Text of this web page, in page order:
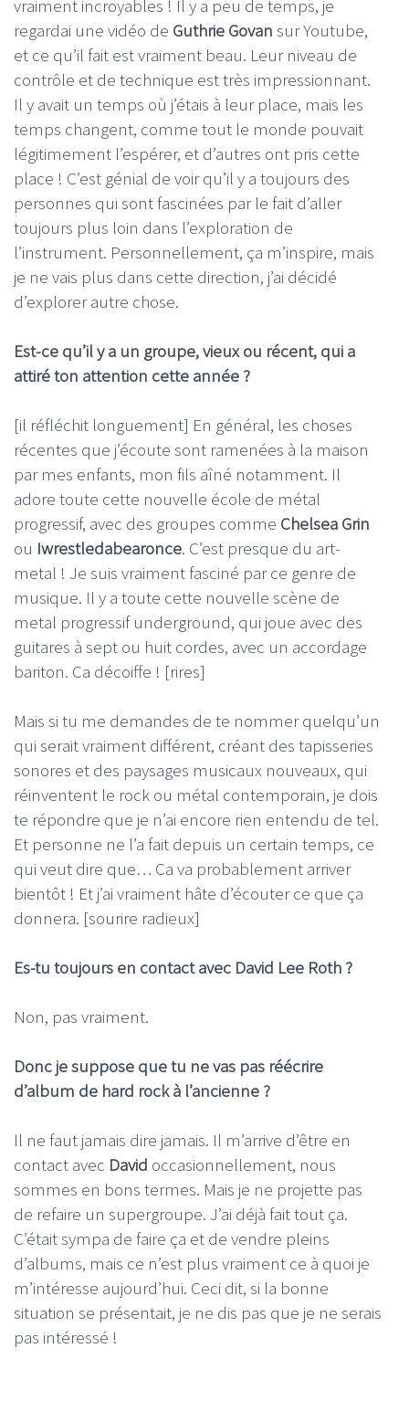
vraiment incroyables ! Il y a peu de temps, je
regardai une vidéo de Guthrie Govan sur Youtube,
et ce qu’il fait est vraiment beau. Leur niveau de
contrôle et de technique est très impressionnant.
Il y avait un temps où j’étais à leur place, mais les
temps changent, comme tout le monde pouvait
légitimement l’espérer, et d’autres ont pris cette
place ! C’est génial de voir qu’il y a toujours des
personnes qui sont fascinées par le fait d’aller
toujours plus loin dans l’exploration de
l’instrument. Personnellement, ça m’inspire, mais
je ne vais plus dans cette direction, j’ai décidé
d’explorer autre chose.
Est-ce qu’il y a un groupe, vieux ou récent, qui a
attiré ton attention cette année ?
[il réfléchit longuement] En général, les choses
récentes que j’écoute sont ramenées à la maison
par mes enfants, mon fils aîné notamment. Il
adore toute cette nouvelle école de métal
progressif, avec des groupes comme Chelsea Grin
ou Iwrestledabearonce. C’est presque du art-
metal ! Je suis vraiment fasciné par ce genre de
musique. Il y a toute cette nouvelle scène de
metal progressif underground, qui joue avec des
guitares à sept ou huit cordes, avec un accordage
bariton. Ca décoiffe ! [rires]
Mais si tu me demandes de te nommer quelqu’un
qui serait vraiment différent, créant des tapisseries
sonores et des paysages musicaux nouveaux, qui
réinventent le rock ou métal contemporain, je dois
te répondre que je n’ai encore rien entendu de tel.
Et personne ne l’a fait depuis un certain temps, ce
qui veut dire que… Ca va probablement arriver
bientôt ! Et j’ai vraiment hâte d’écouter ce que ça
donnera. [sourire radieux]
Es-tu toujours en contact avec David Lee Roth ?
Non, pas vraiment.
Donc je suppose que tu ne vas pas réécrire
d’album de hard rock à l’ancienne ?
Il ne faut jamais dire jamais. Il m’arrive d’être en
contact avec David occasionnellement, nous
sommes en bons termes. Mais je ne projette pas
de refaire un supergroupe. J’ai déjà fait tout ça.
C’était sympa de faire ça et de vendre pleins
d’albums, mais ce n’est plus vraiment ce à quoi je
m’intéresse aujourd’hui. Ceci dit, si la bonne
situation se présentait, je ne dis pas que je ne serais
pas intéressé !